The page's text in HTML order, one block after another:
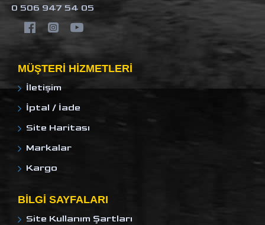
0 506 947 54 05
MÜŞTERI HIZMETLERI
İletişim
İptal / İade
Site Haritası
Markalar
Kargo
BILGI SAYFALARI
Site Kullanım Şartları